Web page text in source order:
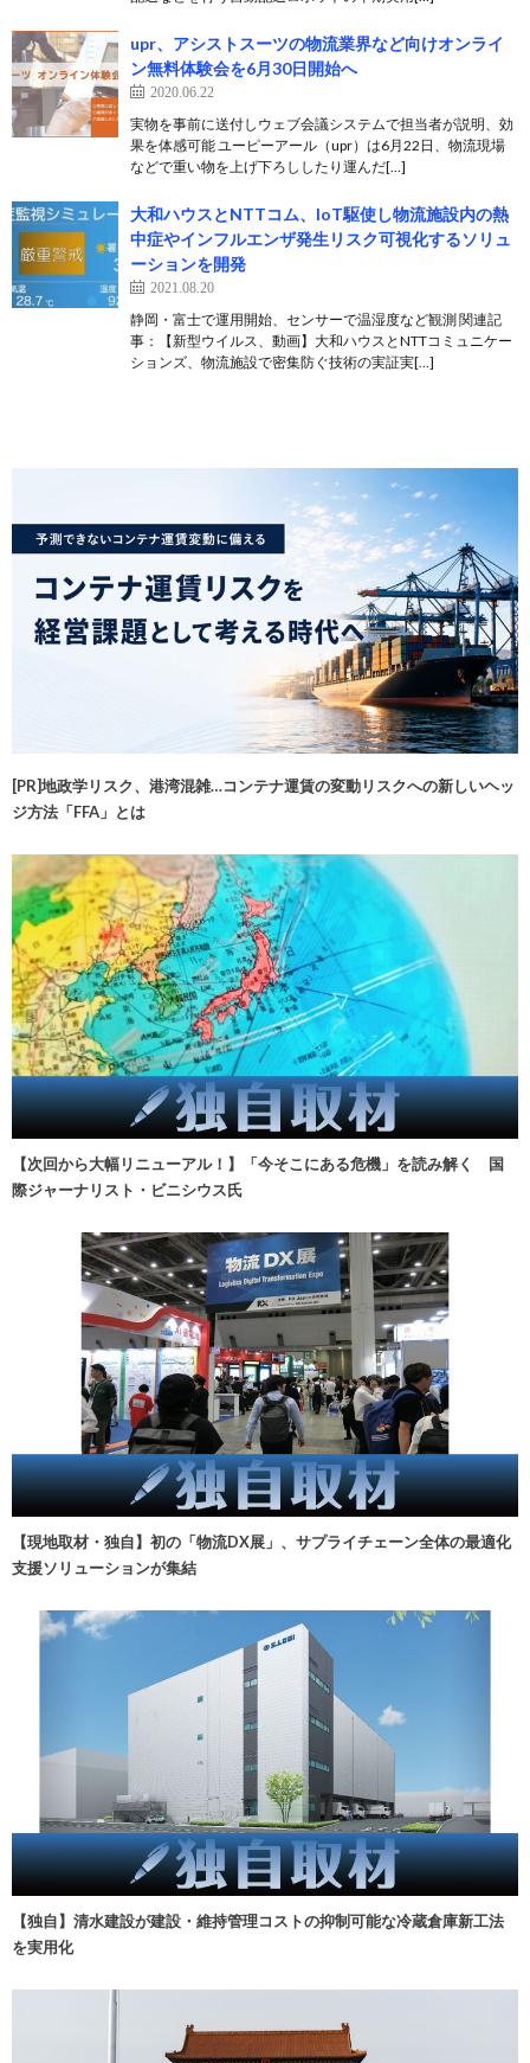
upr、アシストスーツの物流業界など向けオンライ
ン無料体験会を6月30日開始へ
2020.06.22
実物を事前に送付しウェブ会議システムで担当者が説明、効
果を体感可能 ユーピーアール（upr）は6月22日、物流現場
などで重い物を上げ下ろししたり運んだ[…]
大和ハウスとNTTコム、IoT駆使し物流施設内の熱
中症やインフルエンザ発生リスク可視化するソリュ
ーションを開発
2021.08.20
静岡・富士で運用開始、センサーで温湿度など観測 関連記
事：【新型ウイルス、動画】大和ハウスとNTTコミュニケー
ションズ、物流施設で密集防ぐ技術の実証実[…]
[PR]地政学リスク、港湾混雑…コンテナ運賃の変動リスクへの新しいヘッ
ジ方法「FFA」とは
【次回から大幅リニューアル！】「今そこにある危機」を読み解く 国
際ジャーナリスト・ビニシウス氏
【現地取材・独自】初の「物流DX展」、サプライチェーン全体の最適化
支援ソリューションが集結
【独自】清水建設が建設・維持管理コストの抑制可能な冷蔵倉庫新工法
を実用化